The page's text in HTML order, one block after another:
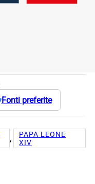
Fonti preferite
,
PAPA LEONE
XIV